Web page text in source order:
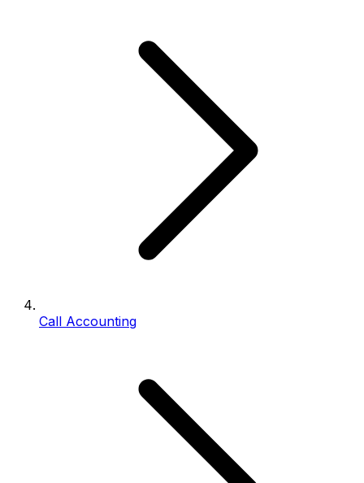
Call Accounting